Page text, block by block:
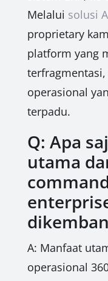
Melalui solusi
proprietary
platform yang
operasional
terpadu.
Q: Apa
utama
A: Manfaat
operasional